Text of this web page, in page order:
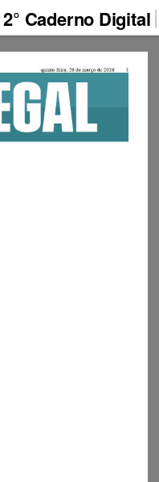
2° Caderno Digital